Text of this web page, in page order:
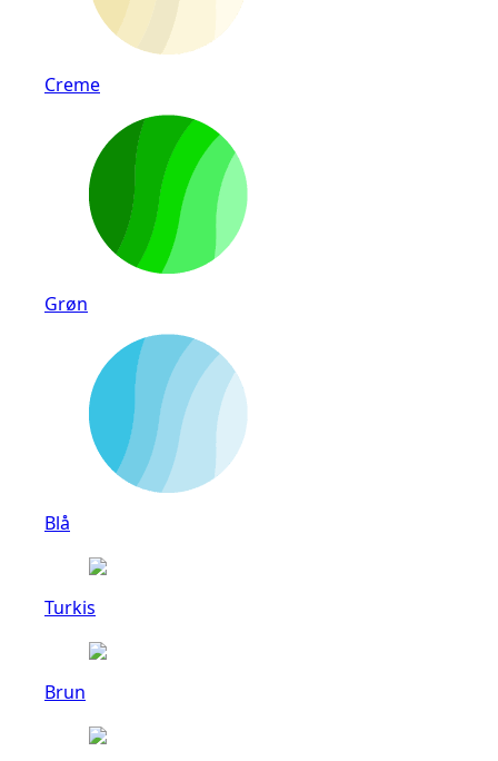
Creme
Grøn
Blå
Turkis
Brun